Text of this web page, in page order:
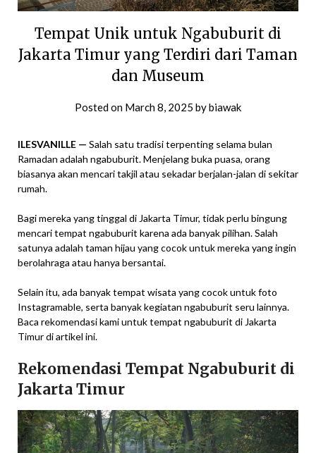
Tempat Unik untuk Ngabuburit di
Jakarta Timur yang Terdiri dari Taman
dan Museum
Posted on March 8, 2025 bybiawak
ILESVANILLE — Salah satu tradisi terpenting selama bulan
Ramadan adalah ngabuburit. Menjelang buka puasa, orang
biasanya akan mencari takjil atau sekadar berjalan-jalan di sekitar
rumah.
Bagi mereka yang tinggal di Jakarta Timur, tidak perlu bingung
mencari tempat ngabuburit karena ada banyak pilihan. Salah
satunya adalah taman hijau yang cocok untuk mereka yang ingin
berolahraga atau hanya bersantai.
Selain itu, ada banyak tempat wisata yang cocok untuk foto
Instagramable, serta banyak kegiatan ngabuburit seru lainnya.
Baca rekomendasi kami untuk tempat ngabuburit di Jakarta
Timur di artikel ini.
Rekomendasi Tempat Ngabuburit di
Jakarta Timur